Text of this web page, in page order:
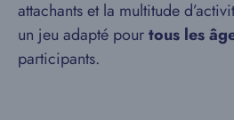
attachants et la multitude
un jeu adapté pourtous les
participants.